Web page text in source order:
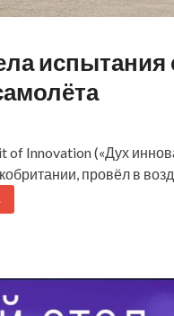
испытания
of Innovation («Дух
провёл в